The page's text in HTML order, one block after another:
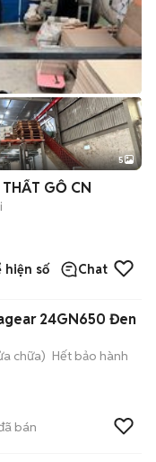
5
NỘI THẤT GỖ CN
hiện số Chat
24GN650 Đen
chữa) Hết bảo hành
bán